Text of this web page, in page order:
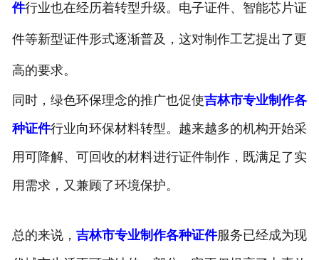
件行业也在经历着转型升级。电子证件、智能芯片证
件等新型证件形式逐渐普及，这对制作工艺提出了更
高的要求。
同时，绿色环保理念的推广也促使吉林市专业制作各
种证件行业向环保材料转型。越来越多的机构开始采
用可降解、可回收的材料进行证件制作，既满足了实
用需求，又兼顾了环境保护。
总的来说， 吉林市专业制作各种证件服务已经成为现